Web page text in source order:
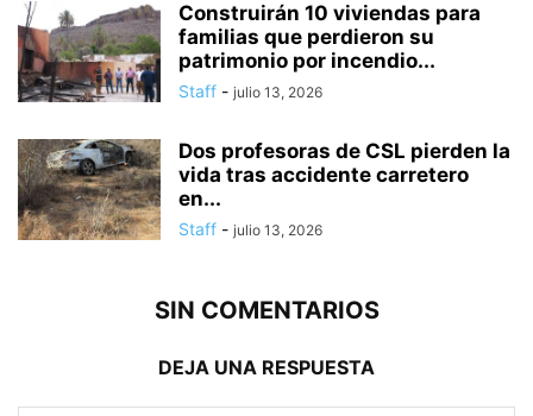
Construirán 10 viviendas para
familias que perdieron su
patrimonio por incendio...
Staff - julio 13, 2026
Dos profesoras de CSL pierden la
vida tras accidente carretero
en...
Staff - julio 13, 2026
SIN COMENTARIOS
DEJA UNA RESPUESTA